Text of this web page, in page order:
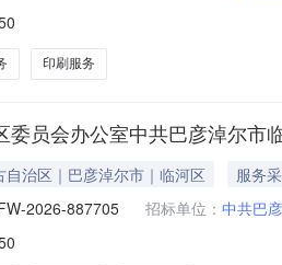
印刷服务
委员会办公室中共巴彦淖尔
自治区｜巴彦淖尔市｜临河区
服务
2026-887705 招标单位： 中共巴